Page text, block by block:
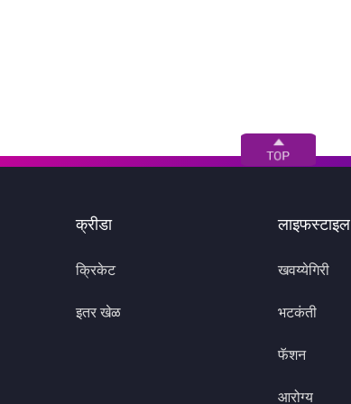
क्रीडा
क्रिकेट
इतर खेळ
लाइफस्टाइल
खवय्येगिरी
भटकंती
फॅशन
आरोग्य